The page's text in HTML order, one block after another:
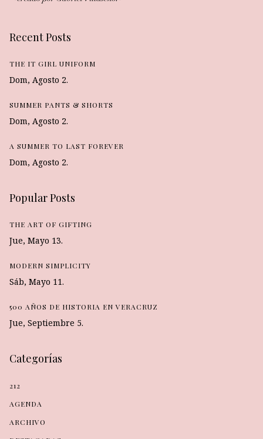
Recent Posts
THE IT GIRL UNIFORM
Dom, Agosto 2.
SUMMER PANTS & SHORTS
Dom, Agosto 2.
A SUMMER TO LAST FOREVER
Dom, Agosto 2.
Popular Posts
THE ART OF GIFTING
Jue, Mayo 13.
MODERN SIMPLICITY
Sáb, Mayo 11.
500 AÑOS DE HISTORIA EN VERACRUZ
Jue, Septiembre 5.
Categorías
212
AGENDA
ARCHIVO